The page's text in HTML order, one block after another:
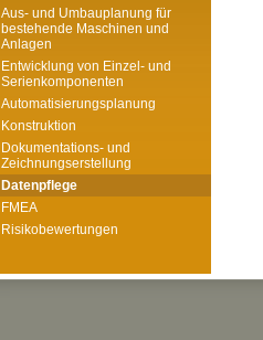
Aus- und Umbauplanung für
bestehende Maschinen und
Anlagen
Entwicklung von Einzel- und
Serienkomponenten
Automatisierungsplanung
Konstruktion
Dokumentations- und
Zeichnungserstellung
Datenpflege
FMEA
Risikobewertungen